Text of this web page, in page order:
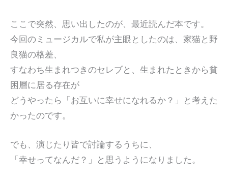
ここで突然、思い出したのが、最近読んだ本です。
今回のミュージカルで私が主眼としたのは、家猫と野
良猫の格差、
すなわち生まれつきのセレブと、生まれたときから貧
困層に居る存在が
どうやったら「お互いに幸せになれるか？」と考えた
かったのです。
でも、演じたり皆で討論するうちに、
「幸せってなんだ？」と思うようになりました。